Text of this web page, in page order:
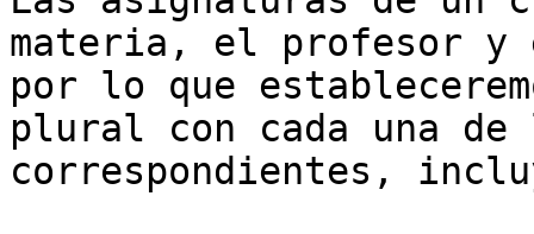
materia, el profesor y
por lo que
plural con cada una
correspondientes,